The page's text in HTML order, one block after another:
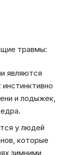
травмы:
являются
и лодыжек,
у людей
которые
зимними